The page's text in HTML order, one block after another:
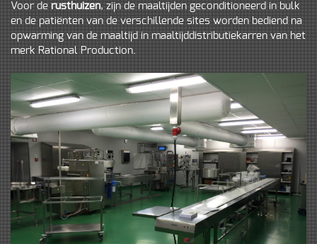
Voor de rusthuizen, zijn de maaltijden geconditioneerd in bulk
en de patiënten van de verschillende sites worden bediend na
opwarming van de maaltijd in maaltijddistributiekarren van het
merk Rational Production.